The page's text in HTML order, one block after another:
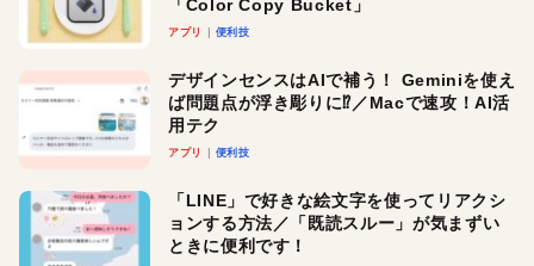
「Color Copy Bucket」
アプリ 便利技
デザインセンスはAIで補う！ Geminiを使え
ば問題点が浮き彫りに⁉︎／Macで速攻！AI活
用テク
アプリ 便利技
「LINE」で好きな絵文字を使ってリアクシ
ョンする方法／「既読スルー」が気まずい
ときに便利です！